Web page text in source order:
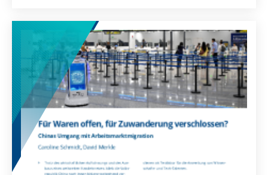
aber nicht nur Treiber bei diesen
Entwicklungen, sondern zugleich eine
Antwort. Dafür bedarf es einer KI-Strategie,
die wesentliche Herausforderungen gezielt
adressiert und die Möglichkeiten von KI nach
ethischen Richtlinien aktiv nutzt, um effizient
abschrecken zu können.